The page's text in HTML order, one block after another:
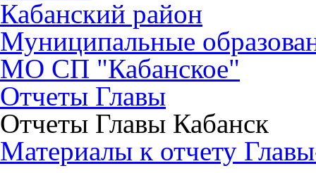
Кабанский район
Муниципальные
МО СП "Кабанское"
Отчеты Главы
Отчеты Главы Кабанск
Материалы к отчету